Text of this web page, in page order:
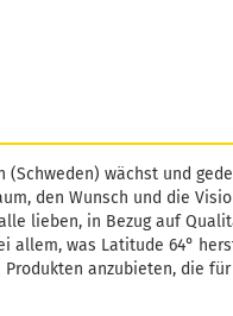
wächst und
den Wunsch und die
lieben, in Bezug auf
allem, was Latitude 64°
anzubieten, die